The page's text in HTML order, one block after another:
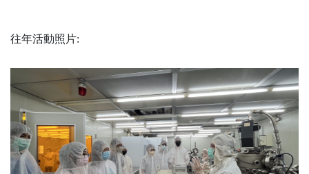
往年活動照片: